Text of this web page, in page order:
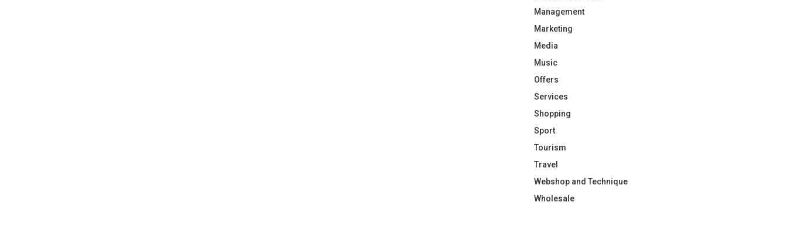
Management
Marketing
Media
Music
Offers
Services
Shopping
Sport
Tourism
Travel
Webshop and Technique
Wholesale